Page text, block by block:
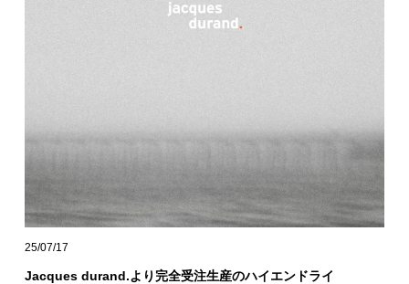
25/07/17
Jacques durand.より完全受注生産のハイエンドライ